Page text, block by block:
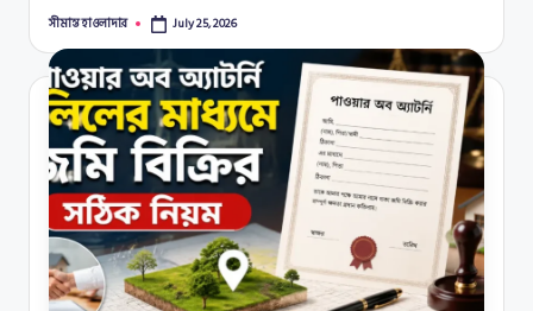
Posted
সীমান্ত হাওলাদার July 25, 2026